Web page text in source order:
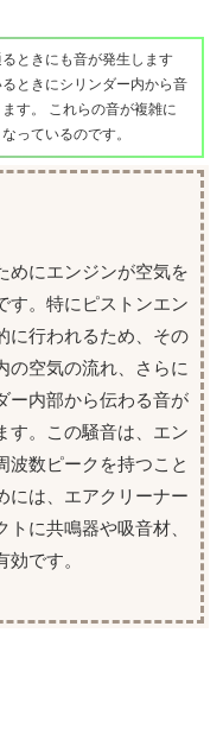
ときにも音が発生します
ときにシリンダー内から音
す。 これらの音が複雑に
っているのです。
めにエンジンが空気を
す。特にピストンエン
に行われるため、その
の空気の流れ、さらに
ー内部から伝わる音が
す。この騒音は、エン
波数ピークを持つこと
には、エアクリーナー
に共鳴器や吸音材、
です。